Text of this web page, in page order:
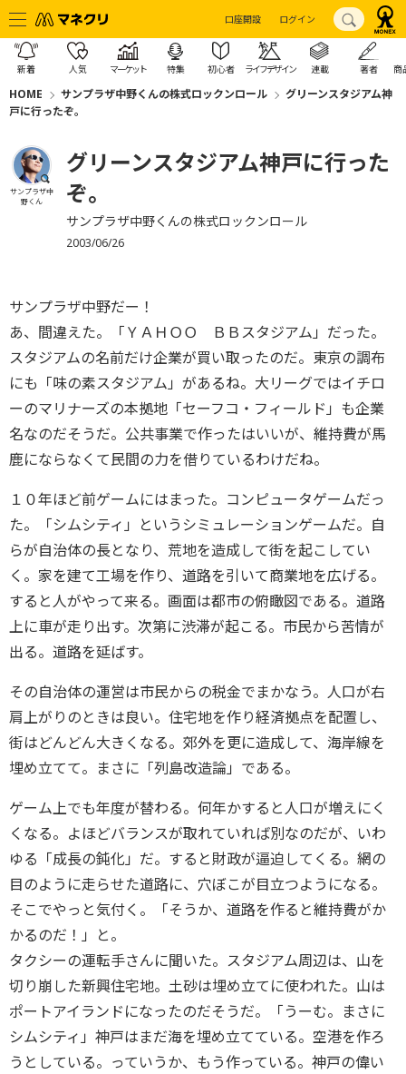
口座開設 ログイン
新着 人気 マーケット 特集 初心者 ライフデザイン 連載 著者 商
HOME サンプラザ中野くんの株式ロックンロール
グリーンスタジアム神
戸に行ったぞ。
サンプラザ中
野くん
グリーンスタジアム神戸に行った
ぞ。
サンプラザ中野くんの株式ロックンロール
2003/06/26
サンプラザ中野だー！
あ、間違えた。「ＹＡＨＯＯ ＢＢスタジアム」だった。
スタジアムの名前だけ企業が買い取ったのだ。東京の調布
にも「味の素スタジアム」があるね。大リーグではイチロ
ーのマリナーズの本拠地「セーフコ・フィールド」も企業
名なのだそうだ。公共事業で作ったはいいが、維持費が馬
鹿にならなくて民間の力を借りているわけだね。
１０年ほど前ゲームにはまった。コンピュータゲームだっ
た。「シムシティ」というシミュレーションゲームだ。自
らが自治体の長となり、荒地を造成して街を起こしてい
く。家を建て工場を作り、道路を引いて商業地を広げる。
すると人がやって来る。画面は都市の俯瞰図である。道路
上に車が走り出す。次第に渋滞が起こる。市民から苦情が
出る。道路を延ばす。
その自治体の運営は市民からの税金でまかなう。人口が右
肩上がりのときは良い。住宅地を作り経済拠点を配置し、
街はどんどん大きくなる。郊外を更に造成して、海岸線を
埋め立てて。まさに「列島改造論」である。
ゲーム上でも年度が替わる。何年かすると人口が増えにく
くなる。よほどバランスが取れていれば別なのだが、いわ
ゆる「成長の鈍化」だ。すると財政が逼迫してくる。網の
目のように走らせた道路に、穴ぼこが目立つようになる。
そこでやっと気付く。「そうか、道路を作ると維持費がか
かるのだ！」と。
タクシーの運転手さんに聞いた。スタジアム周辺は、山を
切り崩した新興住宅地。土砂は埋め立てに使われた。山は
ポートアイランドになったのだそうだ。「うーむ。まさに
シムシティ」神戸はまだ海を埋め立てている。空港を作ろ
うとしている。っていうか、もう作っている。神戸の偉い